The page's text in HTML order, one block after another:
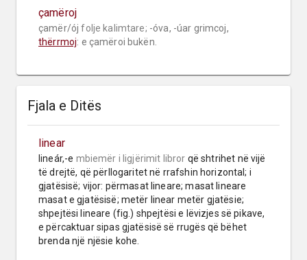
çamëroj
çamër/ój folje kalimtare;
thërrmoj: e çamëroi bukën.
Fjala e Ditës
linear
lineár,-e mbiemër i ligjërimit libror që shtrihet në vijë
të drejtë, që përllogaritet në rrafshin horizontal; i
gjatësisë; vijor: përmasat lineare; masat lineare
masat e gjatësisë; metër linear metër gjatësie;
shpejtësi lineare (fig.) shpejtësi e lëvizjes së pikave,
e përcaktuar sipas gjatësisë së rrugës që bëhet
brenda një njësie kohe.